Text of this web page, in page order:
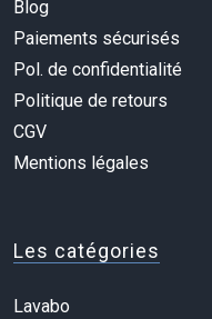
Blog
Paiements sécurisés
Pol. de confidentialité
Politique de retours
CGV
Mentions légales
Les catégories
Lavabo